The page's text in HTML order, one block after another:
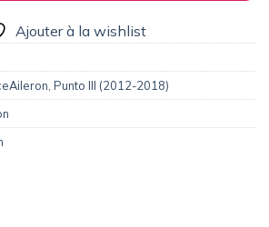
Ajouter à la wishlist
Punto III (2012-2018)